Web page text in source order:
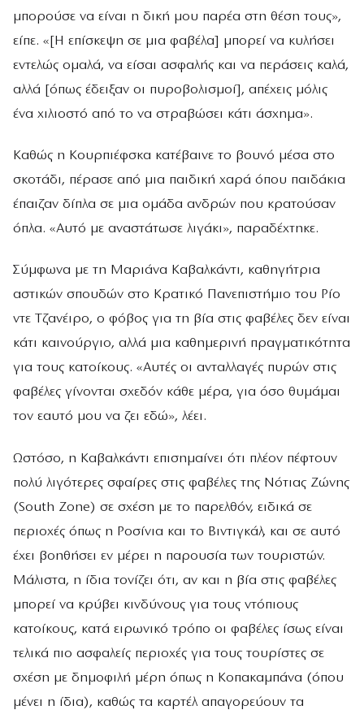
μπορούσε να είναι η δική μου παρέα στη θέση τους»,
είπε. «[Η επίσκεψη σε μια φαβέλα] μπορεί να κυλήσει
εντελώς ομαλά, να είσαι ασφαλής και να περάσεις καλά,
αλλά [όπως έδειξαν οι πυροβολισμοί], απέχεις μόλις
ένα χιλιοστό από το να στραβώσει κάτι άσχημα».
Καθώς η Κουρπιέφσκα κατέβαινε το βουνό μέσα στο
σκοτάδι, πέρασε από μια παιδική χαρά όπου παιδάκια
έπαιζαν δίπλα σε μια ομάδα ανδρών που κρατούσαν
όπλα. «Αυτό με αναστάτωσε λιγάκι», παραδέχτηκε.
Σύμφωνα με τη Μαριάνα Καβαλκάντι, καθηγήτρια
αστικών σπουδών στο Κρατικό Πανεπιστήμιο του Ρίο
ντε Τζανέιρο, ο φόβος για τη βία στις φαβέλες δεν είναι
κάτι καινούργιο, αλλά μια καθημερινή πραγματικότητα
για τους κατοίκους. «Αυτές οι ανταλλαγές πυρών στις
φαβέλες γίνονται σχεδόν κάθε μέρα, για όσο θυμάμαι
τον εαυτό μου να ζει εδώ», λέει.
Ωστόσο, η Καβαλκάντι επισημαίνει ότι πλέον πέφτουν
πολύ λιγότερες σφαίρες στις φαβέλες της Νότιας Ζώνης
(South Zone) σε σχέση με το παρελθόν, ειδικά σε
περιοχές όπως η Ροσίνια και το Βιντιγκάλ, και σε αυτό
έχει βοηθήσει εν μέρει η παρουσία των τουριστών.
Μάλιστα, η ίδια τονίζει ότι, αν και η βία στις φαβέλες
μπορεί να κρύβει κινδύνους για τους ντόπιους
κατοίκους, κατά ειρωνικό τρόπο οι φαβέλες ίσως είναι
τελικά πιο ασφαλείς περιοχές για τους τουρίστες σε
σχέση με δημοφιλή μέρη όπως η Κοπακαμπάνα (όπου
μένει η ίδια), καθώς τα καρτέλ απαγορεύουν τα